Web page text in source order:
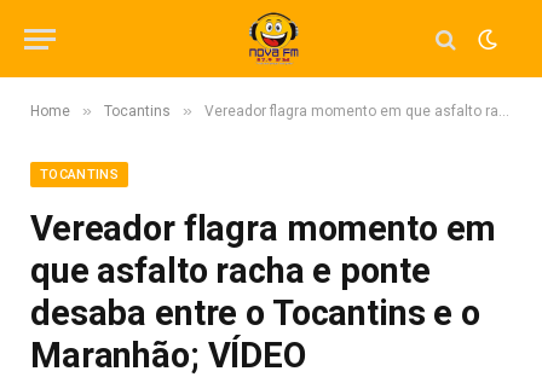
Home » Tocantins » Vereador flagra momento em que asfalto racha e ponte desaba entre o Tocantins e o Maranhão; VÍDEO
TOCANTINS
Vereador flagra momento em
que asfalto racha e ponte
desaba entre o Tocantins e o
Maranhão; VÍDEO